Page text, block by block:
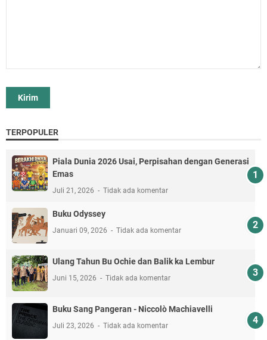
TERPOPULER
Piala Dunia 2026 Usai, Perpisahan dengan Generasi
Emas
Juli 21, 2026 Tidak ada komentar
Buku Odyssey
Januari 09, 2026 Tidak ada komentar
Ulang Tahun Bu Ochie dan Balik ka Lembur
Juni 15, 2026 Tidak ada komentar
Buku Sang Pangeran - Niccolò Machiavelli
Juli 23, 2026 Tidak ada komentar